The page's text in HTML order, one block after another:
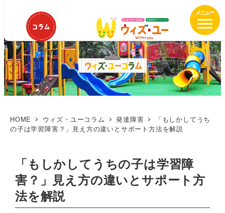
コ
ン
テ
ン
ツ
移
動
HOME ウィズ・ユーコラム 発達障害
「もしかしてうち
の子は学習障害？」見え方の違いとサポート方法を解説
「もしかしてうちの子は学習障
害？」見え方の違いとサポート方
法を解説